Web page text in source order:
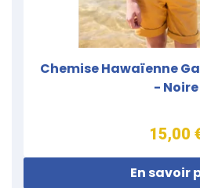
Chemise Hawaïenne
- Noire
15,00
En savoir